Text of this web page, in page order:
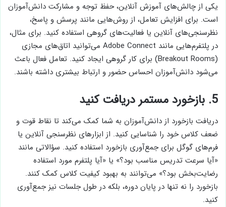
یکی از چالش‌های آموزش آنلاین، حفظ توجه و مشارکت دانش‌آموزان
است. برای افزایش تعامل، از روش‌هایی مانند پرسش و پاسخ،
نظرسنجی‌های آنلاین یا فعالیت‌های گروهی استفاده کنید. برای مثال،
در پلتفرم‌هایی مانند Adobe Connect می‌توانید اتاق‌های مجازی
(Breakout Rooms) برای کار گروهی ایجاد کنید. تعامل فعال باعث
می‌شود دانش‌آموزان احساس حضور و ارتباط بیشتری داشته باشند.
5. بازخورد مستمر دریافت کنید
دریافت بازخورد از دانش‌آموزان به شما کمک می‌کند تا نقاط قوت و
ضعف کلاس خود را شناسایی کنید. از ابزارهای نظرسنجی آنلاین یا
فرم‌های گوگل برای جمع‌آوری بازخورد استفاده کنید. سؤالاتی مانند
«آیا سرعت تدریس مناسب بود؟» یا «آیا پلتفرم مورد استفاده
رضایت‌بخش بود؟» می‌توانند به بهبود کیفیت کلاس کمک کنند.
بازخورد را نه تنها در پایان دوره، بلکه در طول جلسات نیز جمع‌آوری
کنید.